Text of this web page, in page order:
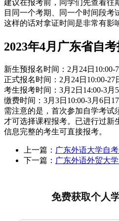
建议在报考前，同学们先查看往
目同一个考期、同一个时间段考
这样的话对拿证时间是非常有影
2023年4月广东省自
新生预报名时间：2月24日10:00-7
正式报名时间：2月24日10:00-27
考生报考时间：3月2日14:00-3月5
缴费时间：3月3日10:00-3月6日
需注意的是，首次参加自学考试
才可选择课程报考。已进行过新
信息完整的考生可直接报考。
上一篇： 广东外语大学自
下一篇： 广东外语外贸大
免费获取个人